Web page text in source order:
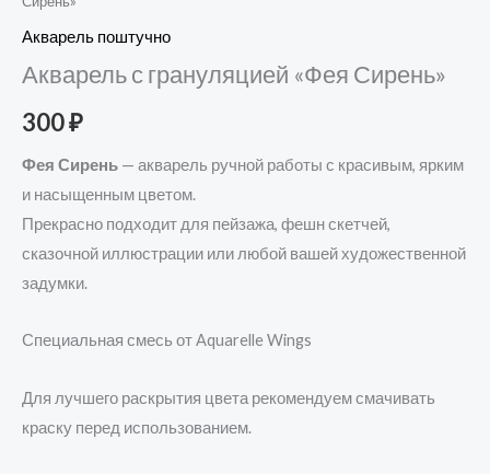
Акварель поштучно
Акварель с грануляцией «Фея Сирень»
300₽
Фея Сирень — акварель ручной работы с красивым, ярким
и насыщенным цветом.
Прекрасно подходит для пейзажа, фешн скетчей,
сказочной иллюстрации или любой вашей художественной
задумки.
Специальная смесь от Aquarelle Wings
Для лучшего раскрытия цвета рекомендуем смачивать
краску перед использованием.